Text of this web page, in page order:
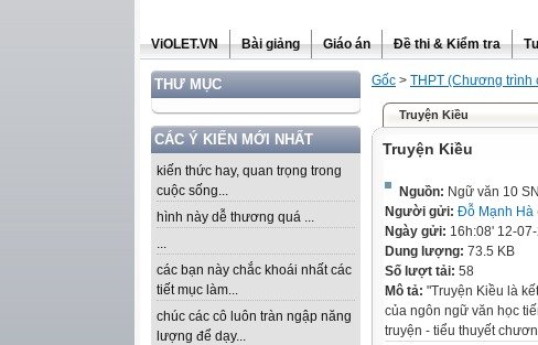
ViOLET.VN Bài giảng Giáo án Đề thi & Kiểm tra
THƯ MỤC
CÁC Ý KIẾN MỚI NHẤT
kiến thức hay, quan trọng trong
cuộc sống...
hình này dễ thương quá ...
...
các bạn này chắc khoái nhất các
tiết mục làm...
chúc các cô luôn tràn ngập năng
lượng để dạy...
Gốc > THPT (Chương trình
Truyện Kiều
Truyện Kiều
Nguồn: Ngữ văn 10
Người gửi: Đỗ Mạnh Hà
Ngày gửi: 16h:08' 12-
Dung lượng: 73.5 KB
Số lượt tải: 58
Mô tả: "Truyện Kiều là
của ngôn ngữ văn học
truyện - tiểu thuyết